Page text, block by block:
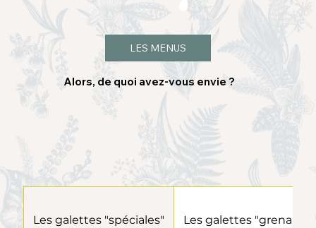
LES MENUS
Alors, de quoi avez-vous envie ?
Les galettes "spéciales" Les galettes